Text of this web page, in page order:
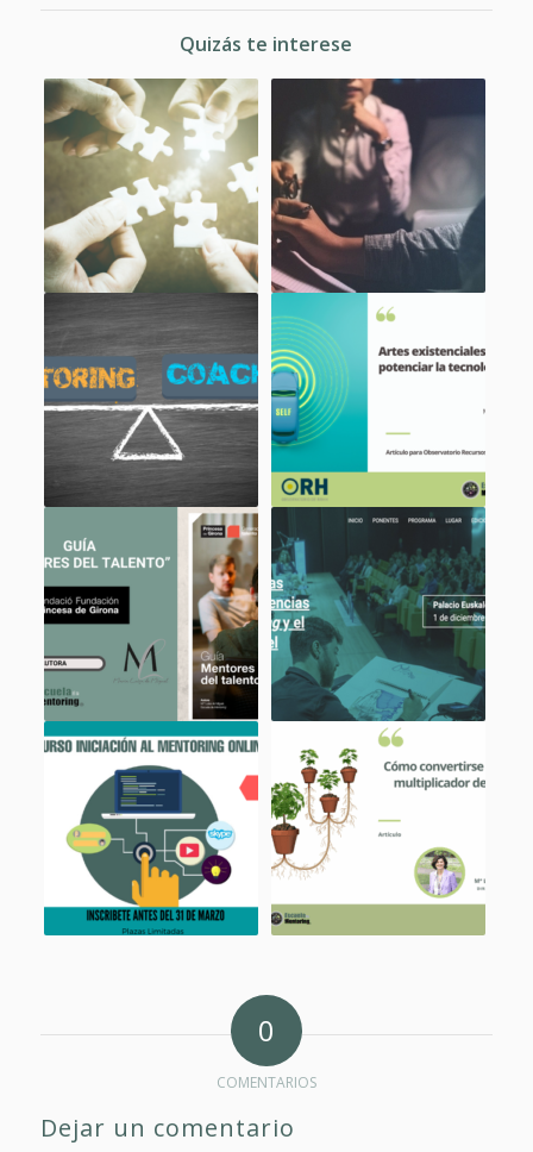
Quizás te interese
0
COMENTARIOS
Dejar un comentario